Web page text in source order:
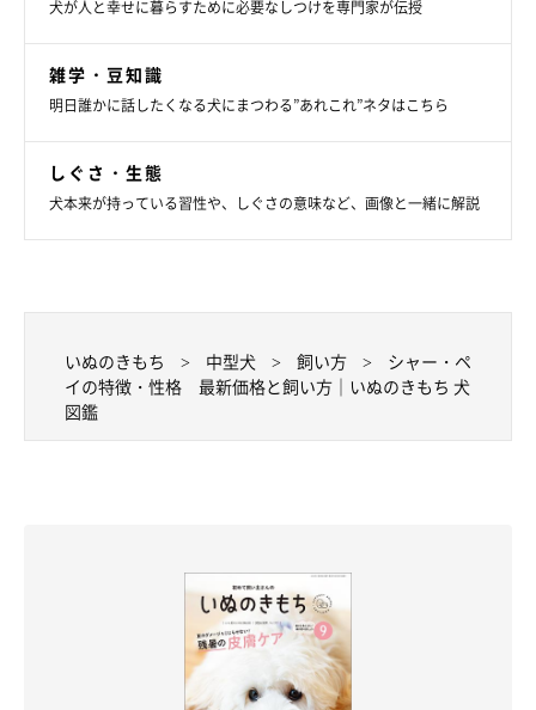
犬が人と幸せに暮らすために必要なしつけを専門家が伝授
雑学・豆知識
明日誰かに話したくなる犬にまつわる”あれこれ”ネタはこちら
しぐさ・生態
犬本来が持っている習性や、しぐさの意味など、画像と一緒に解説
いぬのきもち 中型犬 飼い方
シャー・ペ
イの特徴・性格 最新価格と飼い方｜いぬのきもち 犬
図鑑